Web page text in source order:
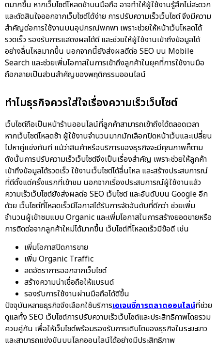
ตมากขึ้น หากเว็บไซต์โหลดช้าบนมือถือ อาจทำให้ผู้ใช้งานรู้สึกไม่สะดวก
และตัดสินใจออกจากเว็บไซต์ได้ง่าย การปรับความเร็วเว็บไซต์ จึงมีความ
สำคัญต่อการใช้งานบนอุปกรณ์พกพา เพราะช่วยให้หน้าเว็บโหลดได้
รวดเร็ว รองรับการแสดงผลได้ดี และช่วยให้ผู้ใช้งานเข้าถึงข้อมูลได้
อย่างลื่นไหลมากขึ้น นอกจากนี้ยังส่งผลดีต่อ SEO บน Mobile
Search และช่วยเพิ่มโอกาสในการเข้าถึงลูกค้าในยุคที่การใช้งานมือ
ถือกลายเป็นส่วนสำคัญของพฤติกรรมออนไลน์
ทำไมธุรกิจควรใส่ใจเรื่องความเร็วเว็บไซต์
เว็บไซต์ถือเป็นหน้าร้านออนไลน์ที่ลูกค้าสามารถเข้าถึงได้ตลอดเวลา
หากเว็บไซต์โหลดช้า ผู้ใช้งานจำนวนมากมักเลือกปิดหน้าเว็บและเปลี่ยน
ไปหาคู่แข่งทันที แม้ว่าสินค้าหรือบริการของธุรกิจจะมีคุณภาพก็ตาม
ดังนั้นการปรับความเร็วเว็บไซต์จึงเป็นเรื่องสำคัญ เพราะช่วยให้ลูกค้า
เข้าถึงข้อมูลได้รวดเร็ว ใช้งานเว็บไซต์ได้ลื่นไหล และสร้างประสบการณ์
ที่ดีตั้งแต่ครั้งแรกที่เข้าชม นอกจากเรื่องประสบการณ์ผู้ใช้งานแล้ว
ความเร็วเว็บไซต์ยังส่งผลต่อ SEO เว็บไซต์ และอันดับบน Google อีก
ด้วย เว็บไซต์ที่โหลดเร็วมีโอกาสได้รับการจัดอันดับที่ดีกว่า ช่วยเพิ่ม
จำนวนผู้เข้าชมแบบ Organic และเพิ่มโอกาสในการสร้างยอดขายหรือ
การติดต่อจากลูกค้าใหม่ได้มากขึ้น เว็บไซต์ที่โหลดเร็วมีข้อดี เช่น
เพิ่มโอกาสปิดการขาย
เพิ่ม Organic Traffic
ลดอัตราการออกจากเว็บไซต์
สร้างความน่าเชื่อถือให้แบรนด์
รองรับการใช้งานผ่านมือถือได้ดีขึ้น
ปัจจุบันหลายธุรกิจจึงเลือกใช้บริการเอเจนซี่การตลาดออนไลน์ที่ช่วย
ดูแลทั้ง SEO เว็บไซต์การปรับความเร็วเว็บไซต์และประสิทธิภาพโดยรวม
ควบคู่กัน เพื่อให้เว็บไซต์พร้อมรองรับการเติบโตของธุรกิจในระยะยาว
และสามารถแข่งขันบนโลกออนไลน์ได้อย่างมีประสิทธิภาพ